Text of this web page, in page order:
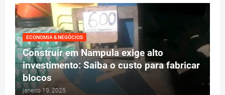
ECONOMIA & NEGÓCIOS
Construir em Nampula exige alto
investimento: Saiba o custo para fabricar
blocos
janeiro 19, 2025